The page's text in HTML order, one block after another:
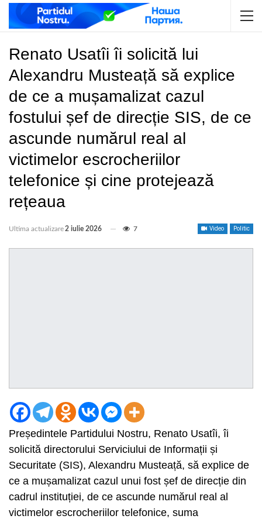
Renato Usatîi îi solicită lui
Alexandru Musteață să explice
de ce a mușamalizat cazul
fostului șef de direcție SIS, de ce
ascunde numărul real al
victimelor escrocheriilor
telefonice și cine protejează
rețeaua
Video Politic
Ultima actualizare2 iulie 2026 7
Președintele Partidului Nostru, Renato Usatîi, îi
solicită directorului Serviciului de Informații și
Securitate (SIS), Alexandru Musteață, să explice de
ce a mușamalizat cazul unui fost șef de direcție din
cadrul instituției, de ce ascunde numărul real al
victimelor escrocheriilor telefonice, suma